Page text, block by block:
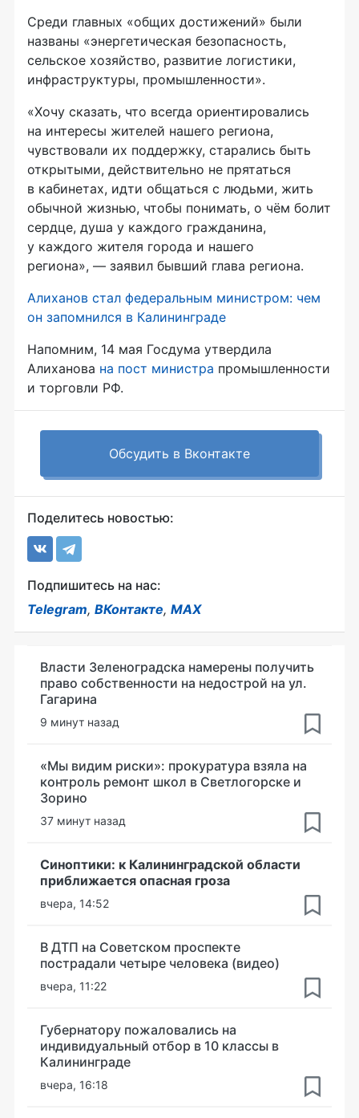
Среди главных «общих достижений» были
названы «энергетическая безопасность,
сельское хозяйство, развитие логистики,
инфраструктуры, промышленности».
«Хочу сказать, что всегда ориентировались
на интересы жителей нашего региона,
чувствовали их поддержку, старались быть
открытыми, действительно не прятаться
в кабинетах, идти общаться с людьми, жить
обычной жизнью, чтобы понимать, о чём болит
сердце, душа у каждого гражданина,
у каждого жителя города и нашего
региона», — заявил бывший глава региона.
Алиханов стал федеральным министром: чем
он запомнился в Калининграде
Напомним, 14 мая Госдума утвердила
Алиханова на пост министра промышленности
и торговли РФ.
Обсудить в Вконтакте
Поделитесь новостью:
Подпишитесь на нас:
Telegram, ВКонтакте, MAX
Власти Зеленоградска намерены получить
право собственности на недострой на ул.
Гагарина
9 минут назад
«Мы видим риски»: прокуратура взяла на
контроль ремонт школ в Светлогорске и
Зорино
37 минут назад
Синоптики: к Калининградской области
приближается опасная гроза
вчера, 14:52
В ДТП на Советском проспекте
пострадали четыре человека (видео)
вчера, 11:22
Губернатору пожаловались на
индивидуальный отбор в 10 классы в
Калининграде
вчера, 16:18